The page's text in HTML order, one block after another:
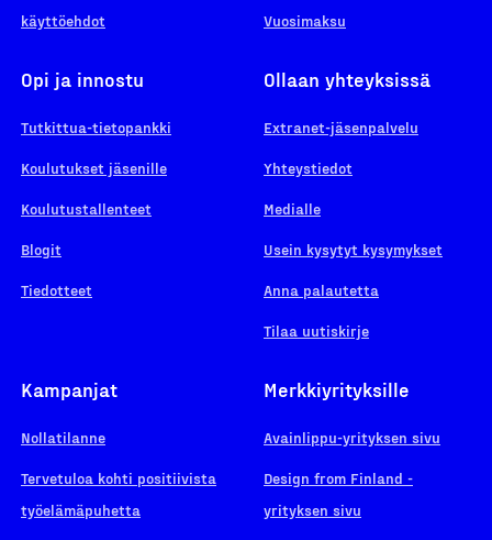
käyttöehdot
Vuosimaksu
Opi ja innostu
Tutkittua-tietopankki
Koulutukset jäsenille
Koulutustallenteet
Blogit
Tiedotteet
Ollaan yhteyksissä
Extranet-jäsenpalvelu
Yhteystiedot
Medialle
Usein kysytyt kysymykset
Anna palautetta
Tilaa uutiskirje
Kampanjat
Nollatilanne
Tervetuloa kohti positiivista
työelämäpuhetta
Merkkiyrityksille
Avainlippu-yrityksen sivu
Design from Finland -
yrityksen sivu